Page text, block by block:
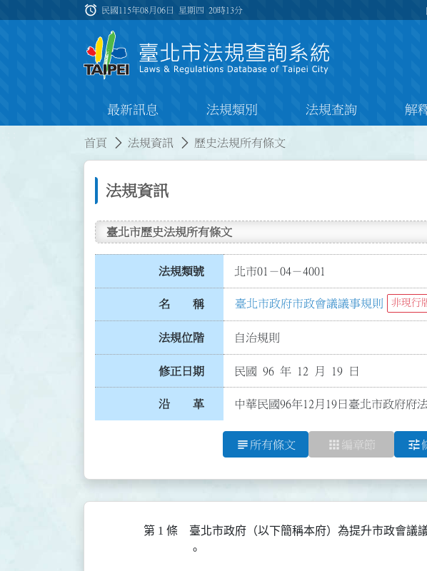
:::
alarm 民國115年08月06日 星期四20時13分
最新訊息 法規類別 法規查詢 解
首頁 法規資訊 歷史法規所有條文
法規資訊
臺北市歷史法規所有條文
法規類號 北市01－04－4001
名 稱 臺北市政府市政會議議事規則 非現行
法規位階 自治規則
修正日期 民國 96 年 12 月 19 日
沿 革 中華民國96年12月19日臺北市政府府
subject 所有條文 apps 編章節 tune
第 1 條
臺北市政府（以下簡稱本府）為提升市政會議
。